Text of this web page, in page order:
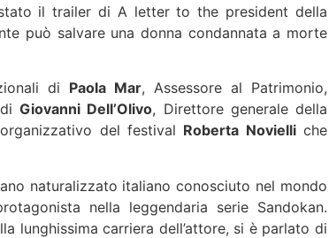
il trailer di A letter to the president della
può salvare una donna condannata a morte
di Paola Mar, Assessore al Patrimonio,
diGiovanni Dell’Olivo, Direttore generale della
del festival Roberta Novielliche
naturalizzato italiano conosciuto nel mondo
nella leggendaria serie Sandokan.
lunghissima carriera dell’attore, si è parlato di